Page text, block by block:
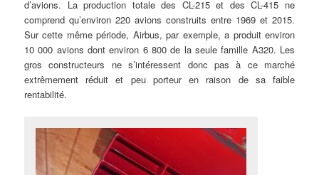
d’avions. La production totale des CL-215 et des CL-415 ne
comprend qu’environ 220 avions construits entre 1969 et 2015.
Sur cette même période, Airbus, par exemple, a produit environ
10 000 avions dont environ 6 800 de la seule famille A320. Les
gros constructeurs ne s’intéressent donc pas à ce marché
extrêmement réduit et peu porteur en raison de sa faible
rentabilité.